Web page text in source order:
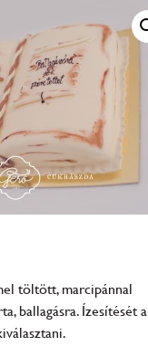
töltött, marcipánnal
ballagásra. Ízesítését a